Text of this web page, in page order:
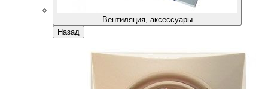
Вентиляция, аксессуары
Назад